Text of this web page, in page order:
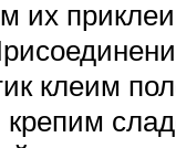
их
клеим
крепим